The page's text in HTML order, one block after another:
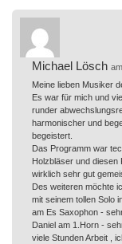
Michael Lösch
Meine lieben Musiker
Es war für mich und
runder
harmonischer und
begeistert.
Das Programm war
Holzbläser und diesen
wirklich sehr gut
Des weiteren möchte
mit seinem tollen Solo
am Es Saxophon -
Daniel am 1.Horn -
viele Stunden Arbeit ,